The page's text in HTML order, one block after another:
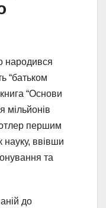
народився
“батьком
“Основи
мільйонів
першим
науку, ввівши
та
до